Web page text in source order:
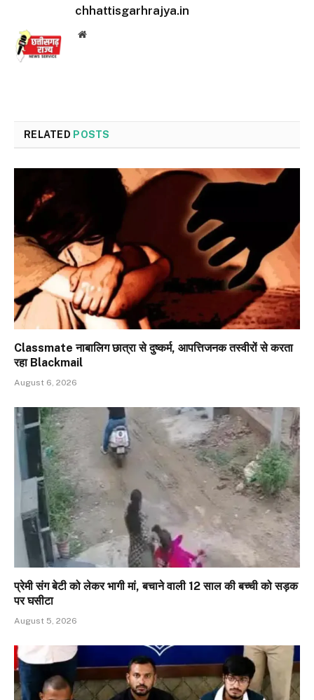
chhattisgarhrajya.in
Website
RELATED POSTS
Classmate नाबालिग छात्रा से दुष्कर्म, आपत्तिजनक तस्वीरों से करता
रहा Blackmail
August 6, 2026
प्रेमी संग बेटी को लेकर भागी मां, बचाने वाली 12 साल की बच्ची को सड़क
पर घसीटा
August 5, 2026